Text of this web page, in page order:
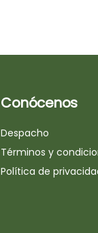
Conócenos
Despacho
Términos y
Política de